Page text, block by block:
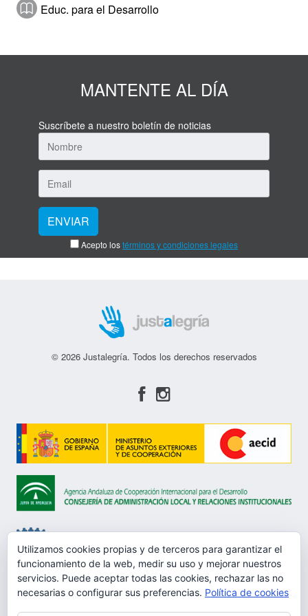
Educ. para el Desarrollo
MANTENTE AL DÍA
Suscríbete a nuestro boletín de noticias
Acepto lostérminos y condiciones legales
© 2026 Justalegría. Todos los derechos reservados
Aviso Legal
Utilizamos cookies propias y de terceros para garantizar el
funcionamiento de la web, medir su uso y mejorar nuestros
servicios. Puede aceptar todas las cookies, rechazar las no
necesarias o configurar sus preferencias. Política de cookies